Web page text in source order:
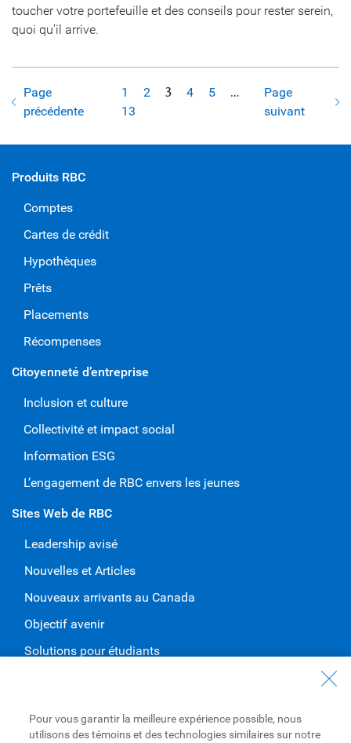
toucher votre portefeuille et des conseils pour rester serein,
quoi qu’il arrive.
Page
précédente
1 2 3 4 5 …
13
Page
suivant
Produits RBC
Comptes
Cartes de crédit
Hypothèques
Prêts
Placements
Récompenses
Citoyenneté d’entreprise
Inclusion et culture
Collectivité et impact social
Information ESG
L’engagement de RBC envers les jeunes
Sites Web de RBC
Leadership avisé
Nouvelles et Articles
Nouveaux arrivants au Canada
Objectif avenir
Solutions pour étudiants
Nous joindre
Pour vous garantir la meilleure expérience possible, nous
utilisons des témoins et des technologies similaires sur notre